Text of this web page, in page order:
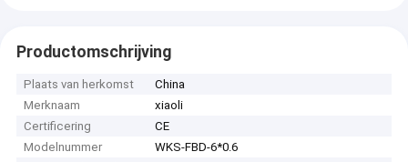
Productomschrijving
Plaats van herkomst
China
Merknaam
xiaoli
Certificering
CE
Modelnummer
WKS-FBD-6*0.6